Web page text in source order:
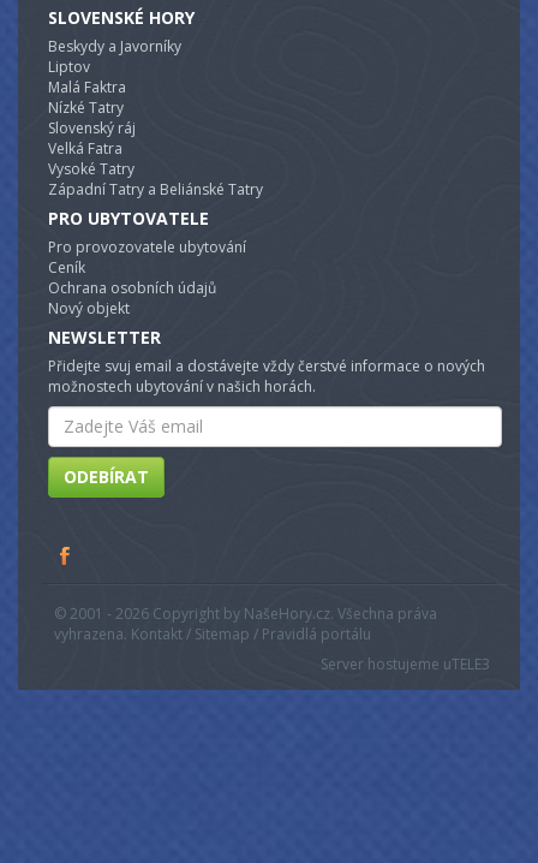
SLOVENSKÉ HORY
Beskydy a Javorníky
Liptov
Malá Faktra
Nízké Tatry
Slovenský ráj
Velká Fatra
Vysoké Tatry
Západní Tatry a Beliánské Tatry
PRO UBYTOVATELE
Pro provozovatele ubytování
Ceník
Ochrana osobních údajů
Nový objekt
NEWSLETTER
Přidejte svuj email a dostávejte vždy čerstvé informace o nových
možnostech ubytování v našich horách.
Email
ODEBÍRAT
© 2001 - 2026 Copyright by NašeHory.cz. Všechna práva
vyhrazena. Kontakt / Sitemap / Pravidlá portálu
Server hostujeme uTELE3